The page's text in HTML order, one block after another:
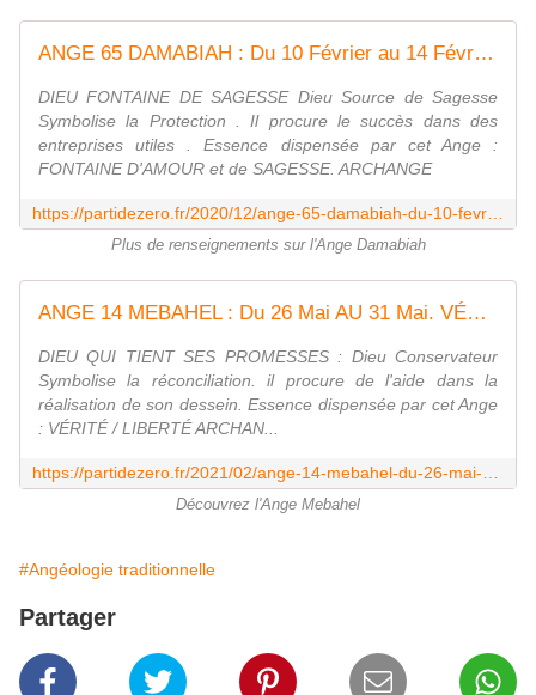
ANGE 65 DAMABIAH : Du 10 Février au 14 Février. FONTAINE D'AMOUR et de SAGESSE. - Evoluons quotidiennement avec Parti de zéro
DIEU FONTAINE DE SAGESSE Dieu Source de Sagesse
Symbolise la Protection . Il procure le succès dans des
entreprises utiles . Essence dispensée par cet Ange :
FONTAINE D'AMOUR et de SAGESSE. ARCHANGE
Plus de renseignements sur l'Ange Damabiah
ANGE 14 MEBAHEL : Du 26 Mai AU 31 Mai. VÉRITÉ / LIBERTÉ - Evoluons quotidiennement avec Parti de zéro
DIEU QUI TIENT SES PROMESSES : Dieu Conservateur
Symbolise la réconciliation. il procure de l'aide dans la
réalisation de son dessein. Essence dispensée par cet Ange
: VÉRITÉ / LIBERTÉ ARCHAN...
Découvrez l'Ange Mebahel
#Angéologie traditionnelle
Partager